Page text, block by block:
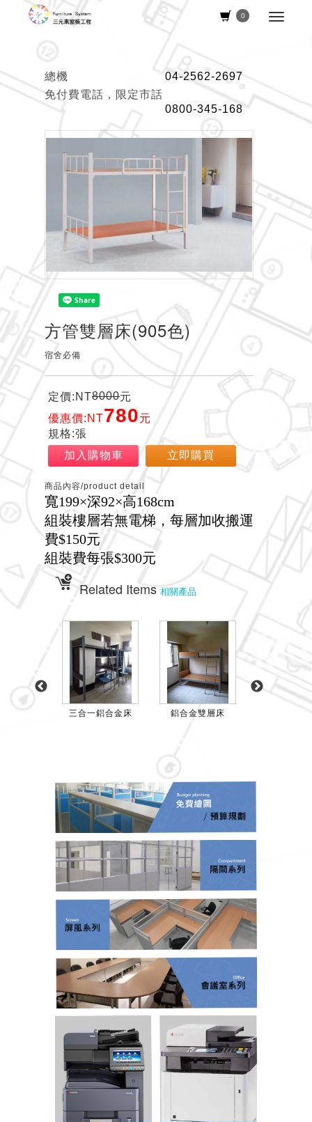
0
總機
04-2562-2697
免付費電話，限定市話
0800-345-168
方管雙層床(905色)
宿舍必備
定價:NT8000元
優惠價:NT780元
規格:張
加入購物車
立即購買
商品內容/product detail
寬199×深92×高168cm
組裝樓層若無電梯，每層加收搬運
費$150元
組裝費每張$300元
Related Items 相關產品
三合一鋁合金床 鋁合金雙層床